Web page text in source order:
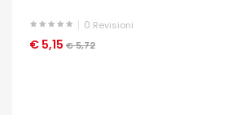
0 Revisioni
€ 5,15 € 5,72
OCCHIATA VELOCE